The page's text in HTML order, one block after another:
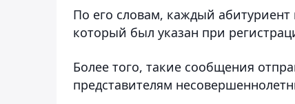
По его словам, каждый
который был указан при
Более того, такие сообщения
представителям